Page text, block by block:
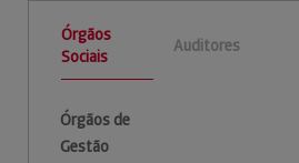
Órgãos
Sociais
Auditores
Órgãos de
Gestão